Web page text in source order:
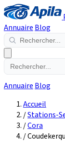
Annuaire Blog
Annuaire Blog
Accueil
/Stations-
/Cora
/